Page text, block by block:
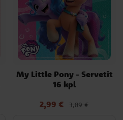
My Little Pony - Servetit
16 kpl
Nykyinen hinta
Edellinen hinta
2,99 € 3,89 €